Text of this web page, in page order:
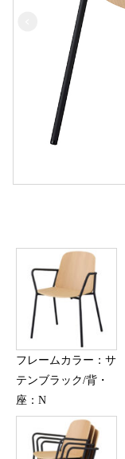
フレームカラー：サ
テンブラック/背・
座：N